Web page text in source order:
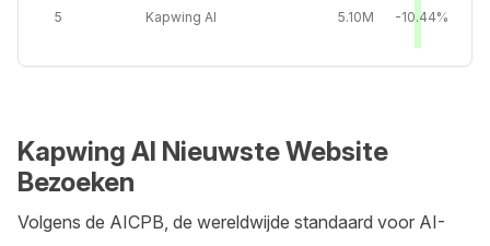
5 Kapwing AI 5.10M -10.44%
Kapwing AI Nieuwste Website
Bezoeken
Volgens de AICPB, de wereldwijde standaard voor AI-